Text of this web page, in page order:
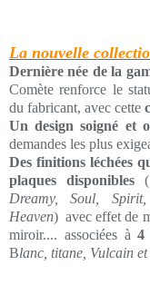
La nouvelle
Dernière née de la
Comète renforce le
du fabricant, avec cette
Un design soigné et
demandes les plus
Des finitions léchées
plaques disponibles (
Dreamy, Soul,
Heaven) avec effet de
miroir.... associées à4
Blanc, titane, Vulcain et